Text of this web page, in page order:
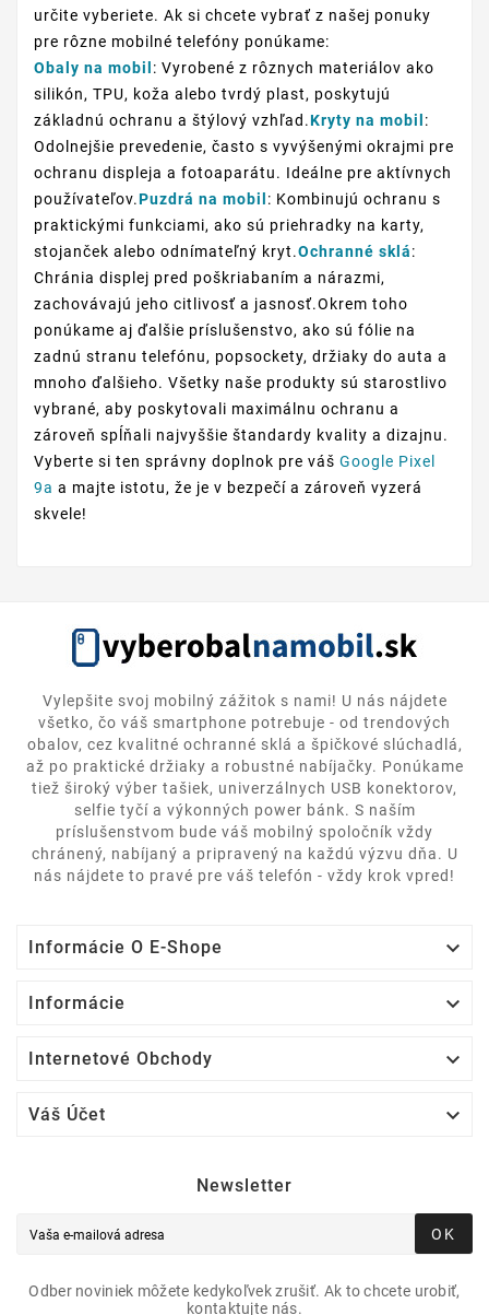
určite vyberiete. Ak si chcete vybrať z našej ponuky
pre rôzne mobilné telefóny ponúkame:
Obaly na mobil : Vyrobené z rôznych materiálov ako
silikón, TPU, koža alebo tvrdý plast, poskytujú
základnú ochranu a štýlový vzhľad.Kryty na mobil :
Odolnejšie prevedenie, často s vyvýšenými okrajmi pre
ochranu displeja a fotoaparátu. Ideálne pre aktívnych
používateľov.Puzdrá na mobil : Kombinujú ochranu s
praktickými funkciami, ako sú priehradky na karty,
stojanček alebo odnímateľný kryt.Ochranné sklá:
Chránia displej pred poškriabaním a nárazmi,
zachovávajú jeho citlivosť a jasnosť.Okrem toho
ponúkame aj ďalšie príslušenstvo, ako sú fólie na
zadnú stranu telefónu, popsockety, držiaky do auta a
mnoho ďalšieho. Všetky naše produkty sú starostlivo
vybrané, aby poskytovali maximálnu ochranu a
zároveň spĺňali najvyššie štandardy kvality a dizajnu.
Vyberte si ten správny doplnok pre váš Google Pixel
9a a majte istotu, že je v bezpečí a zároveň vyzerá
skvele!
Vylepšite svoj mobilný zážitok s nami! U nás nájdete
všetko, čo váš smartphone potrebuje - od trendových
obalov, cez kvalitné ochranné sklá a špičkové slúchadlá,
až po praktické držiaky a robustné nabíjačky. Ponúkame
tiež široký výber tašiek, univerzálnych USB konektorov,
selfie tyčí a výkonných power bánk. S naším
príslušenstvom bude váš mobilný spoločník vždy
chránený, nabíjaný a pripravený na každú výzvu dňa. U
nás nájdete to pravé pre váš telefón - vždy krok vpred!
Informácie O E-Shope 
Informácie 
Internetové Obchody 
Váš Účet 
Newsletter
OK
Odber noviniek môžete kedykoľvek zrušiť. Ak to chcete urobiť,
kontaktujte nás.